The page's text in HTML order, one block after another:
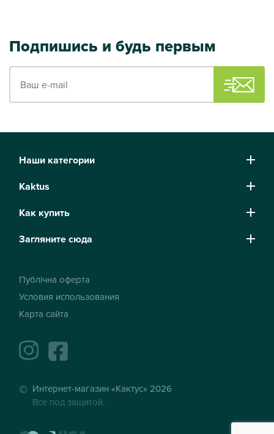
Подпишись и будь первым
Наши категории
Kaktus
Как купить
Загляните сюда
Публічна оферта
Условия использования
Карта сайта
instagramfacebook
Интернет-магазин «Кактус» 2026
Все под защитой.